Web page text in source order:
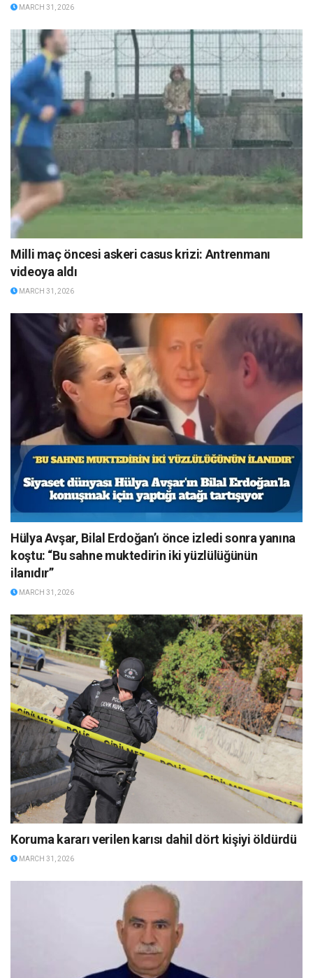
MARCH 31, 2026
Milli maç öncesi askeri casus krizi: Antrenmanı
videoya aldı
MARCH 31, 2026
Hülya Avşar, Bilal Erdoğan’ı önce izledi sonra yanına
koştu: “Bu sahne muktedirin iki yüzlülüğünün
ilanıdır”
MARCH 31, 2026
Koruma kararı verilen karısı dahil dört kişiyi öldürdü
MARCH 31, 2026